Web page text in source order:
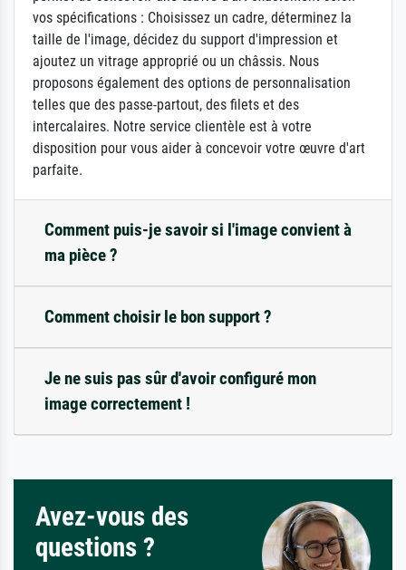
vos spécifications : Choisissez un cadre, déterminez la
taille de l'image, décidez du support d'impression et
ajoutez un vitrage approprié ou un châssis. Nous
proposons également des options de personnalisation
telles que des passe-partout, des filets et des
intercalaires. Notre service clientèle est à votre
disposition pour vous aider à concevoir votre œuvre d'art
parfaite.
Comment puis-je savoir si l'image convient à
ma pièce ?
Comment choisir le bon support ?
Je ne suis pas sûr d'avoir configuré mon
image correctement !
Avez-vous des
questions ?